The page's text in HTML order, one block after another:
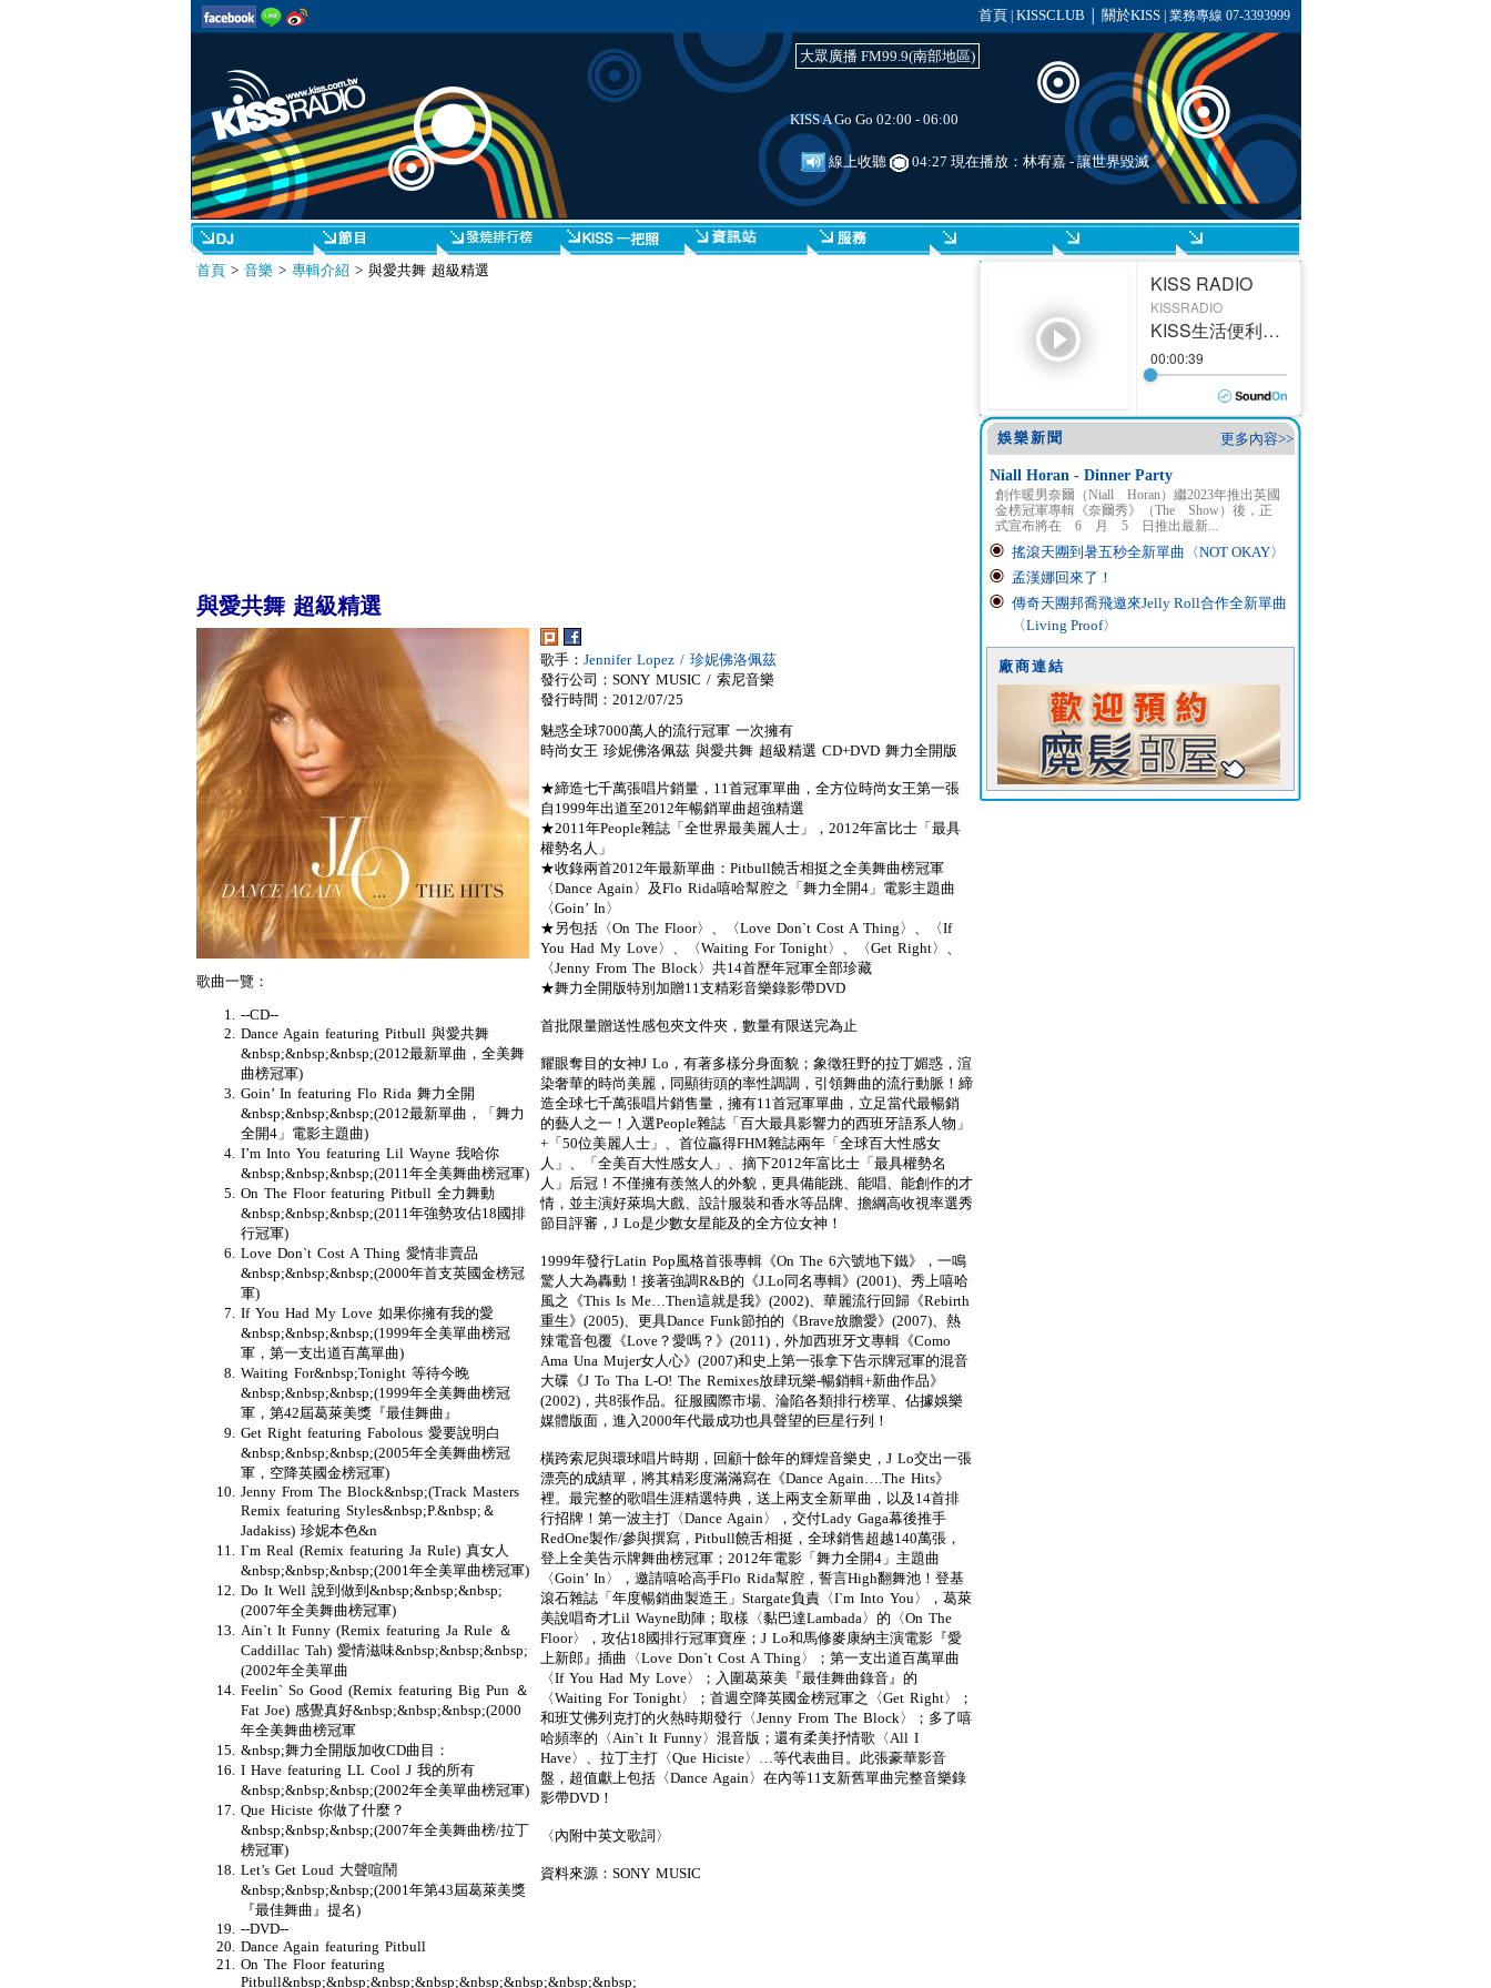
首頁 KISSCLUB 關於KISS| 業務專線 07-3393999
大眾廣播 FM99.9(南部地區)
KISS A Go Go 02:00 - 06:00
線上收聽 04:27 現在播放： 林宥嘉-讓世界毀滅
首頁> 音樂> 專輯介紹 > 與愛共舞 超級精選
與愛共舞 超級精選
歌手： Jennifer Lopez / 珍妮佛洛佩茲
發行公司：SONY MUSIC / 索尼音樂
發行時間：2012/07/25
魅惑全球7000萬人的流行冠軍 一次擁有
時尚女王 珍妮佛洛佩茲 與愛共舞 超級精選 CD+DVD 舞力全開版
★締造七千萬張唱片銷量，11首冠軍單曲，全方位時尚女王第一張
自1999年出道至2012年暢銷單曲超強精選
★2011年People雜誌「全世界最美麗人士」，2012年富比士「最具
權勢名人」
★收錄兩首2012年最新單曲：Pitbull饒舌相挺之全美舞曲榜冠軍
〈Dance Again〉及Flo Rida嘻哈幫腔之「舞力全開4」電影主題曲
〈Goin’ In〉
★另包括〈On The Floor〉、〈Love Don`t Cost A Thing〉、〈If
You Had My Love〉、〈Waiting For Tonight〉、〈Get Right〉、
〈Jenny From The Block〉共14首歷年冠軍全部珍藏
★舞力全開版特別加贈11支精彩音樂錄影帶DVD
首批限量贈送性感包夾文件夾，數量有限送完為止
耀眼奪目的女神J Lo，有著多樣分身面貌；象徵狂野的拉丁媚惑，渲
染奢華的時尚美麗，同顯街頭的率性調調，引領舞曲的流行動脈！締
造全球七千萬張唱片銷售量，擁有11首冠軍單曲，立足當代最暢銷
的藝人之一！入選People雜誌「百大最具影響力的西班牙語系人物」
+「50位美麗人士」、首位贏得FHM雜誌兩年「全球百大性感女
人」、「全美百大性感女人」、摘下2012年富比士「最具權勢名
人」后冠！不僅擁有羨煞人的外貌，更具備能跳、能唱、能創作的才
情，並主演好萊塢大戲、設計服裝和香水等品牌、擔綱高收視率選秀
節目評審，J Lo是少數女星能及的全方位女神！
1999年發行Latin Pop風格首張專輯《On The 6六號地下鐵》，一鳴
驚人大為轟動！接著強調R&B的《J.Lo同名專輯》(2001)、秀上嘻哈
風之《This Is Me…Then這就是我》(2002)、華麗流行回歸《Rebirth
重生》(2005)、更具Dance Funk節拍的《Brave放膽愛》(2007)、熱
辣電音包覆《Love？愛嗎？》(2011)，外加西班牙文專輯《Como
Ama Una Mujer女人心》(2007)和史上第一張拿下告示牌冠軍的混音
大碟《J To Tha L-O! The Remixes放肆玩樂-暢銷輯+新曲作品》
(2002)，共8張作品。征服國際市場、淪陷各類排行榜單、佔據娛樂
媒體版面，進入2000年代最成功也具聲望的巨星行列！
橫跨索尼與環球唱片時期，回顧十餘年的輝煌音樂史，J Lo交出一張
漂亮的成績單，將其精彩度滿滿寫在《Dance Again….The Hits》
裡。最完整的歌唱生涯精選特典，送上兩支全新單曲，以及14首排
行招牌！第一波主打〈Dance Again〉，交付Lady Gaga幕後推手
RedOne製作/參與撰寫，Pitbull饒舌相挺，全球銷售超越140萬張，
登上全美告示牌舞曲榜冠軍；2012年電影「舞力全開4」主題曲
〈Goin’ In〉，邀請嘻哈高手Flo Rida幫腔，誓言High翻舞池！登基
滾石雜誌「年度暢銷曲製造王」Stargate負責〈I`m Into You〉，葛萊
美說唱奇才Lil Wayne助陣；取樣〈黏巴達Lambada〉的〈On The
Floor〉，攻佔18國排行冠軍寶座；J Lo和馬修麥康納主演電影『愛
上新郎』插曲〈Love Don`t Cost A Thing〉；第一支出道百萬單曲
〈If You Had My Love〉；入圍葛萊美『最佳舞曲錄音』的
〈Waiting For Tonight〉；首週空降英國金榜冠軍之〈Get Right〉；
和班艾佛列克打的火熱時期發行〈Jenny From The Block〉；多了嘻
哈頻率的〈Ain`t It Funny〉混音版；還有柔美抒情歌〈All I
Have〉、拉丁主打〈Que Hiciste〉…等代表曲目。此張豪華影音
盤，超值獻上包括〈Dance Again〉在內等11支新舊單曲完整音樂錄
影帶DVD！
〈內附中英文歌詞〉
資料來源：SONY MUSIC
歌曲一覽：
--CD--
Dance Again featuring Pitbull 與愛共舞
&nbsp;&nbsp;&nbsp;(2012最新單曲，全美舞
曲榜冠軍)
Goin’ In featuring Flo Rida 舞力全開
&nbsp;&nbsp;&nbsp;(2012最新單曲，「舞力
全開4」電影主題曲)
I’m Into You featuring Lil Wayne 我哈你
&nbsp;&nbsp;&nbsp;(2011年全美舞曲榜冠軍)
On The Floor featuring Pitbull 全力舞動
&nbsp;&nbsp;&nbsp;(2011年強勢攻佔18國排
行冠軍)
Love Don`t Cost A Thing 愛情非賣品
&nbsp;&nbsp;&nbsp;(2000年首支英國金榜冠
軍)
If You Had My Love 如果你擁有我的愛
&nbsp;&nbsp;&nbsp;(1999年全美單曲榜冠
軍，第一支出道百萬單曲)
Waiting For&nbsp;Tonight 等待今晚
&nbsp;&nbsp;&nbsp;(1999年全美舞曲榜冠
軍，第42屆葛萊美獎『最佳舞曲』
Get Right featuring Fabolous 愛要說明白
&nbsp;&nbsp;&nbsp;(2005年全美舞曲榜冠
軍，空降英國金榜冠軍)
Jenny From The Block&nbsp;(Track Masters
Remix featuring Styles&nbsp;P.&nbsp;＆
Jadakiss) 珍妮本色&n
I`m Real (Remix featuring Ja Rule) 真女人
&nbsp;&nbsp;&nbsp;(2001年全美單曲榜冠軍)
Do It Well 說到做到&nbsp;&nbsp;&nbsp;
(2007年全美舞曲榜冠軍)
Ain`t It Funny (Remix featuring Ja Rule ＆
Caddillac Tah) 愛情滋味&nbsp;&nbsp;&nbsp;
(2002年全美單曲
Feelin` So Good (Remix featuring Big Pun ＆
Fat Joe) 感覺真好&nbsp;&nbsp;&nbsp;(2000
年全美舞曲榜冠軍
&nbsp;舞力全開版加收CD曲目：
I Have featuring LL Cool J 我的所有
&nbsp;&nbsp;&nbsp;(2002年全美單曲榜冠軍)
Que Hiciste 你做了什麼？
&nbsp;&nbsp;&nbsp;(2007年全美舞曲榜/拉丁
榜冠軍)
Let’s Get Loud 大聲喧鬧
&nbsp;&nbsp;&nbsp;(2001年第43屆葛萊美獎
『最佳舞曲』提名)
--DVD--
Dance Again featuring Pitbull
On The Floor featuring
Pitbull&nbsp;&nbsp;&nbsp;&nbsp;&nbsp;&nbsp;&nbsp;&nbsp;
更多內容>>
娛樂新聞
Niall Horan - Dinner Party
創作暖男奈爾（Niall Horan）繼2023年推出英國
金榜冠軍專輯《奈爾秀》（The Show）後，正
式宣布將在 6 月 5 日推出最新...
搖滾天團到暑五秒全新單曲〈NOT OKAY〉
孟漢娜回來了！
傳奇天團邦喬飛邀來Jelly Roll合作全新單曲
〈Living Proof〉
廠商連結